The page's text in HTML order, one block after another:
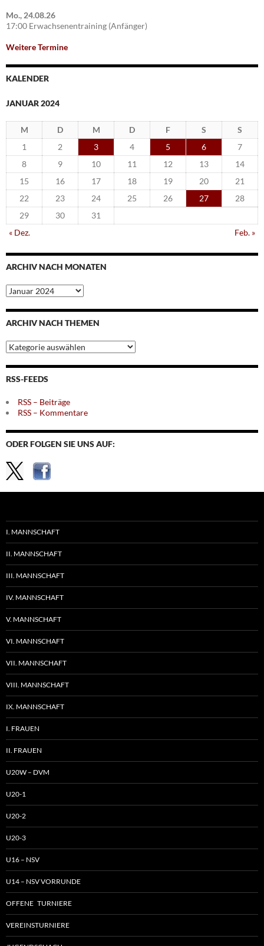
Mo., 24.08.26
17:00 Erwachsenentraining (Anfänger)
Weitere Termine
KALENDER
JANUAR 2024
M D M D F S
S
1
2 3 4 5 6
7
8
9 10 11 12 13
14
15
16 17 18 19 20
21
22
23 24 25 26 27
28
29
30
31
« Dez.
Feb. »
ARCHIV NACH MONATEN
Archiv
nach
Monaten
ARCHIV NACH THEMEN
Archiv
nach
Themen
RSS-FEEDS
RSS – Beiträge
RSS – Kommentare
ODER FOLGEN SIE UNS AUF:
I. MANNSCHAFT
II. MANNSCHAFT
III. MANNSCHAFT
IV. MANNSCHAFT
V. MANNSCHAFT
VI. MANNSCHAFT
VII. MANNSCHAFT
VIII. MANNSCHAFT
IX. MANNSCHAFT
I. FRAUEN
II. FRAUEN
U20W – DVM
U20-1
U20-2
U20-3
U16 – NSV
U14 – NSV VORRUNDE
OFFENE TURNIERE
VEREINSTURNIERE